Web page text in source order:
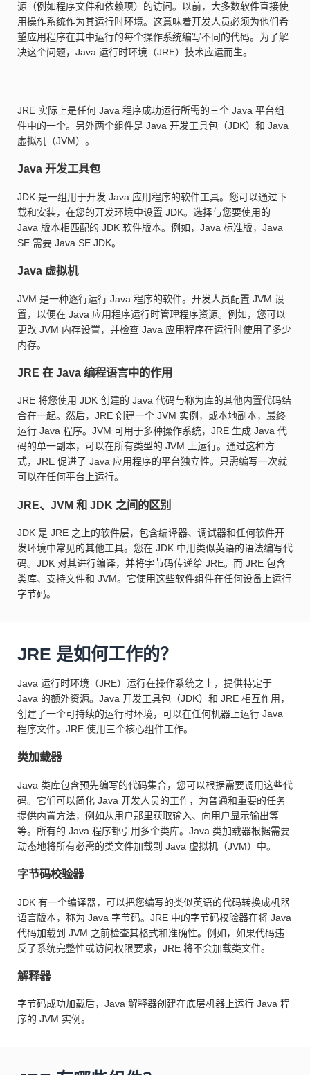
源（例如程序文件和依赖项）的访问。以前，大多数软件直接使
用操作系统作为其运行时环境。这意味着开发人员必须为他们希
望应用程序在其中运行的每个操作系统编写不同的代码。为了解
决这个问题，Java 运行时环境（JRE）技术应运而生。
JRE 实际上是任何 Java 程序成功运行所需的三个 Java 平台组
件中的一个。另外两个组件是 Java 开发工具包（JDK）和 Java
虚拟机（JVM）。
Java 开发工具包
JDK 是一组用于开发 Java 应用程序的软件工具。您可以通过下
载和安装，在您的开发环境中设置 JDK。选择与您要使用的
Java 版本相匹配的 JDK 软件版本。例如，Java 标准版，Java
SE 需要 Java SE JDK。
Java 虚拟机
JVM 是一种逐行运行 Java 程序的软件。开发人员配置 JVM 设
置，以便在 Java 应用程序运行时管理程序资源。例如，您可以
更改 JVM 内存设置，并检查 Java 应用程序在运行时使用了多少
内存。
JRE 在 Java 编程语言中的作用
JRE 将您使用 JDK 创建的 Java 代码与称为库的其他内置代码结
合在一起。然后，JRE 创建一个 JVM 实例，或本地副本，最终
运行 Java 程序。JVM 可用于多种操作系统，JRE 生成 Java 代
码的单一副本，可以在所有类型的 JVM 上运行。通过这种方
式，JRE 促进了 Java 应用程序的平台独立性。只需编写一次就
可以在任何平台上运行。
JRE、JVM 和 JDK 之间的区别
JDK 是 JRE 之上的软件层，包含编译器、调试器和任何软件开
发环境中常见的其他工具。您在 JDK 中用类似英语的语法编写代
码。JDK 对其进行编译，并将字节码传递给 JRE。而 JRE 包含
类库、支持文件和 JVM。它使用这些软件组件在任何设备上运行
字节码。
JRE 是如何工作的？
Java 运行时环境（JRE）运行在操作系统之上，提供特定于
Java 的额外资源。Java 开发工具包（JDK）和 JRE 相互作用，
创建了一个可持续的运行时环境，可以在任何机器上运行 Java
程序文件。JRE 使用三个核心组件工作。
类加载器
Java 类库包含预先编写的代码集合，您可以根据需要调用这些代
码。它们可以简化 Java 开发人员的工作，为普通和重要的任务
提供内置方法，例如从用户那里获取输入、向用户显示输出等
等。所有的 Java 程序都引用多个类库。Java 类加载器根据需要
动态地将所有必需的类文件加载到 Java 虚拟机（JVM）中。
字节码校验器
JDK 有一个编译器，可以把您编写的类似英语的代码转换成机器
语言版本，称为 Java 字节码。JRE 中的字节码校验器在将 Java
代码加载到 JVM 之前检查其格式和准确性。例如，如果代码违
反了系统完整性或访问权限要求，JRE 将不会加载类文件。
解释器
字节码成功加载后，Java 解释器创建在底层机器上运行 Java 程
序的 JVM 实例。